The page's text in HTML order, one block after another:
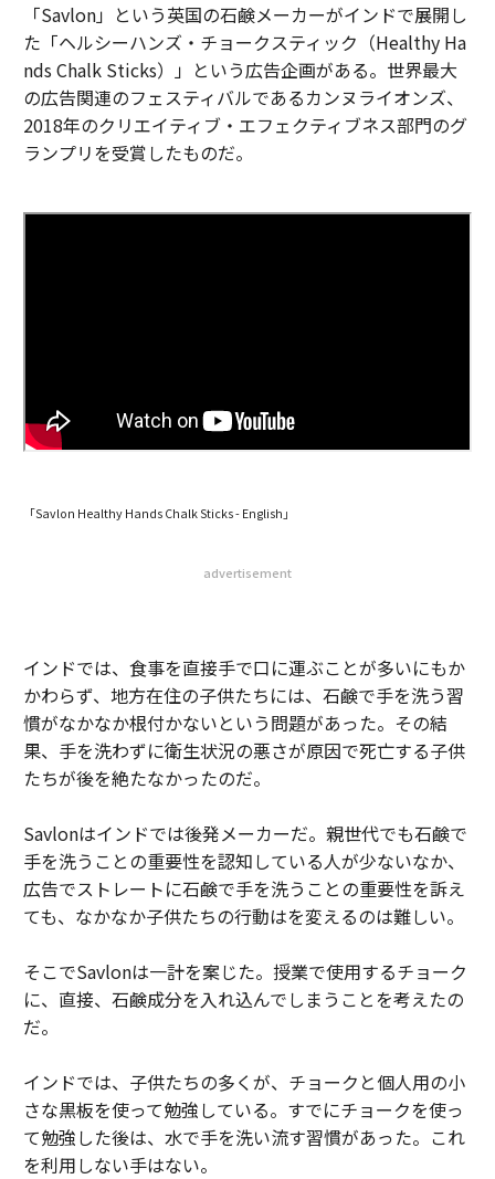
「Savlon」という英国の石鹸メーカーがインドで展開し
た「ヘルシーハンズ・チョークスティック（Healthy Ha
nds Chalk Sticks）」という広告企画がある。世界最大
の広告関連のフェスティバルであるカンヌライオンズ、
2018年のクリエイティブ・エフェクティブネス部門のグ
ランプリを受賞したものだ。
「Savlon Healthy Hands Chalk Sticks - English」
advertisement
インドでは、食事を直接手で口に運ぶことが多いにもか
かわらず、地方在住の子供たちには、石鹸で手を洗う習
慣がなかなか根付かないという問題があった。その結
果、手を洗わずに衛生状況の悪さが原因で死亡する子供
たちが後を絶たなかったのだ。
Savlonはインドでは後発メーカーだ。親世代でも石鹸で
手を洗うことの重要性を認知している人が少ないなか、
広告でストレートに石鹸で手を洗うことの重要性を訴え
ても、なかなか子供たちの行動はを変えるのは難しい。
そこでSavlonは一計を案じた。授業で使用するチョーク
に、直接、石鹸成分を入れ込んでしまうことを考えたの
だ。
インドでは、子供たちの多くが、チョークと個人用の小
さな黒板を使って勉強している。すでにチョークを使っ
て勉強した後は、水で手を洗い流す習慣があった。これ
を利用しない手はない。